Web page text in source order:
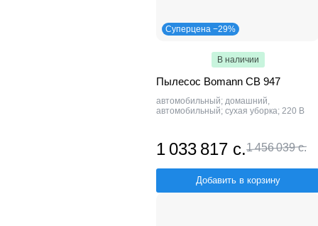
Суперцена −29%
В наличии
Пылесос Bomann CB 947
автомобильный; домашний,
автомобильный; сухая уборка; 220 В
1 033 817 с.1 456 039 с.
Добавить в корзину